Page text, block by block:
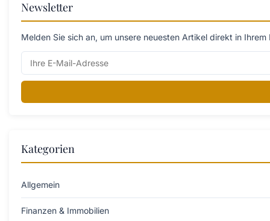
Newsletter
Melden Sie sich an, um unsere neuesten Artikel direkt in
Kategorien
Allgemein
Finanzen & Immobilien